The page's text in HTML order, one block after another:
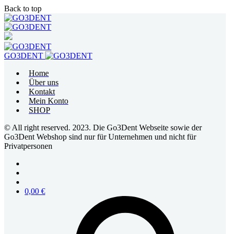
Back to top
Skip
to
content
GO3DENT
Home
Über uns
Kontakt
Mein Konto
SHOP
© All right reserved. 2023. Die Go3Dent Webseite sowie der
Go3Dent Webshop sind nur für Unternehmen und nicht für
Privatpersonen
0,00 €